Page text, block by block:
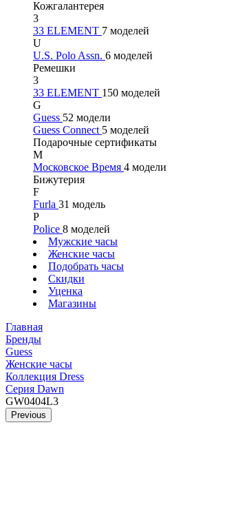
Кожгалантерея
3
33 ELEMENT 7 моделей
U
U.S. Polo Assn. 6 моделей
Ремешки
3
33 ELEMENT 150 моделей
G
Guess 52 модели
Guess Connect 5 моделей
Подарочные сертификаты
М
Московское Время 4 модели
Бижутерия
F
Furla 31 модель
P
Police 8 моделей
Мужские часы
Женские часы
Подобрать часы
Скидки
Уценка
Магазины
Главная
Бренды
Guess
Женские часы
Коллекция Dress
Серия Dawn
GW0404L3
Previous